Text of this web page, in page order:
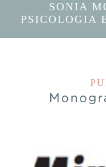
SONIA
PSICOLOGIA